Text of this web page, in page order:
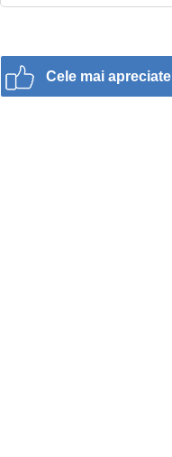
Cele mai apreciate